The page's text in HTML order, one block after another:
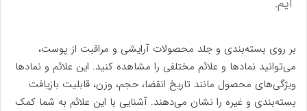
بر روی بسته‌بندی و جلد محصولات آرایشی و مراقبت از پوست،
می‌توانید نمادها و علائم مختلفی را مشاهده کنید. این علائم و نمادها
ویژگی‌های محصول مانند تاریخ انقضا، حجم، وزن، قابلیت بازیافت
بسته‌بندی و غیره را نشان می‌دهند. آشنایی با این علائم به شما کمک